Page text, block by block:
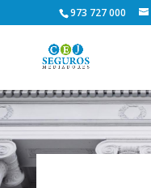
973 727 000